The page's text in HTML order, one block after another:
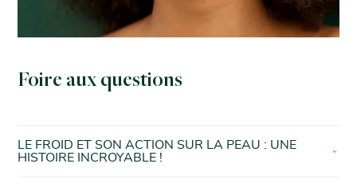
Foire aux questions
LE FROID ET SON ACTION SUR LA PEAU : UNE
HISTOIRE INCROYABLE !